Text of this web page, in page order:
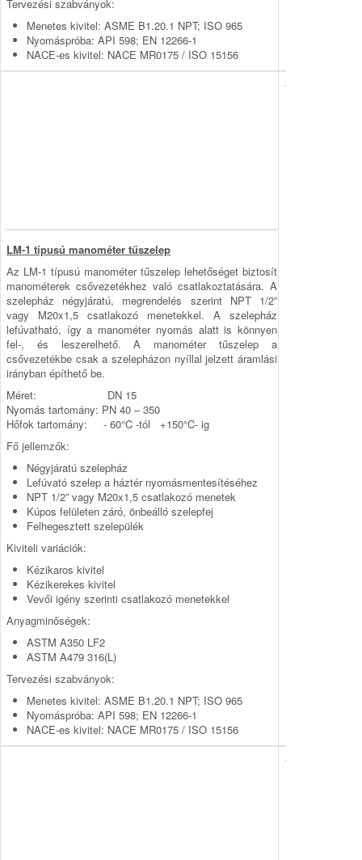
Tervezési szabványok:
Menetes kivitel: ASME B1.20.1 NPT; ISO 965
Nyomáspróba: API 598; EN 12266-1
NACE-es kivitel: NACE MR0175 / ISO 15156
LM-1 típusú manométer tűszelep
Az LM-1 típusú manométer tűszelep lehetőséget biztosít
manométerek csővezetékhez való csatlakoztatására. A
sze­lep­ház négyjáratú, megrendelés szerint NPT 1/2”
vagy M20x1,5 csatlakozó menetekkel. A szelepház
lefúvatható, így a manométer nyomás alatt is könnyen
fel-, és lesze­relhető. A manométer tűszelep a
csővezetékbe csak a sze­lep­házon nyíllal jelzett áramlási
irányban építhető be.
Méret: DN 15
Nyomás tartomány: PN 40 – 350
Hőfok tartomány: - 60°C -tól +150°C- ig
Fő jellemzők:
Négyjáratú szelepház
Lefúvató szelep a háztér nyomásmentesítéséhez
NPT 1/2” vagy M20x1,5 csatlakozó menetek
Kúpos felületen záró, önbeálló szelepfej
Felhegesztett szelepülék
Kiviteli variációk:
Kézikaros kivitel
Kézikerekes kivitel
Vevői igény szerinti csatlakozó menetekkel
Anyagminőségek:
ASTM A350 LF2
ASTM A479 316(L)
Tervezési szabványok:
Menetes kivitel: ASME B1.20.1 NPT; ISO 965
Nyomáspróba: API 598; EN 12266-1
NACE-es kivitel: NACE MR0175 / ISO 15156